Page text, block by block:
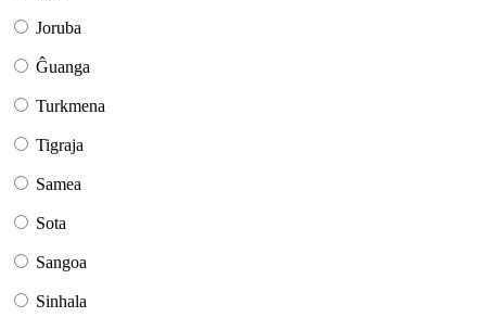
Joruba
Ĝuanga
Turkmena
Tigraja
Samea
Sota
Sangoa
Sinhala